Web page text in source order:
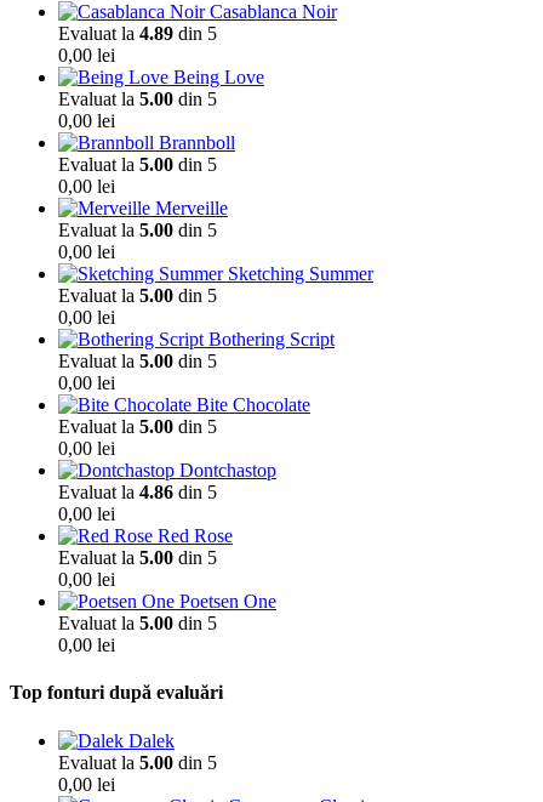
Casablanca Noir
Evaluat la 4.89 din 5
0,00 lei
Being Love
Evaluat la 5.00 din 5
0,00 lei
Brannboll
Evaluat la 5.00 din 5
0,00 lei
Merveille
Evaluat la 5.00 din 5
0,00 lei
Sketching Summer
Evaluat la 5.00 din 5
0,00 lei
Bothering Script
Evaluat la 5.00 din 5
0,00 lei
Bite Chocolate
Evaluat la 5.00 din 5
0,00 lei
Dontchastop
Evaluat la 4.86 din 5
0,00 lei
Red Rose
Evaluat la 5.00 din 5
0,00 lei
Poetsen One
Evaluat la 5.00 din 5
0,00 lei
Top fonturi după evaluări
Dalek
Evaluat la 5.00 din 5
0,00 lei